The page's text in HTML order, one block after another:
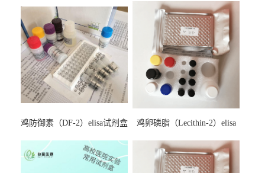
鸡防御素（DF-2）elisa试剂盒
鸡卵磷脂（Lecithin-2）elisa